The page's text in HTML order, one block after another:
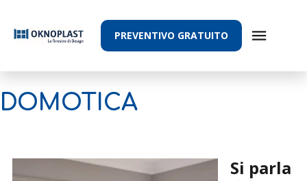
PREVENTIVO GRATUITO
DOMOTICA
Si parla